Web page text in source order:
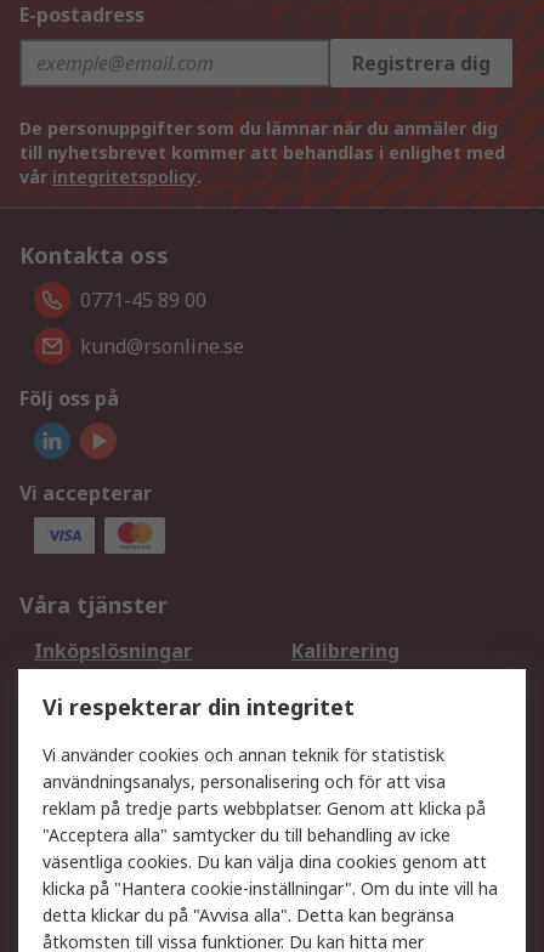
E-postadress
Registrera dig
De personuppgifter som du lämnar när du anmäler dig
till nyhetsbrevet kommer att behandlas i enlighet med
vår integritetspolicy.
Kontakta oss
0771-45 89 00
kund@rsonline.se
Följ oss på
Vi accepterar
Våra tjänster
Inköpslösningar
Kalibrering
DesignSpark
Teknisk Support
Ditt lokala säljteam
Exportlösningar
Support
Få hjälp
Retur av varor
Leverans
Spåra din order
Begär en fakturakopi
Fördelar med RS-konto
Vi respekterar din integritet
Vi använder cookies och annan teknik för statistisk
användningsanalys, personalisering och för att visa
reklam på tredje parts webbplatser. Genom att klicka på
"Acceptera alla" samtycker du till behandling av icke
väsentliga cookies. Du kan välja dina cookies genom att
klicka på "Hantera cookie-inställningar". Om du inte vill ha
detta klickar du på "Avvisa alla". Detta kan begränsa
åtkomsten till vissa funktioner. Du kan hitta mer